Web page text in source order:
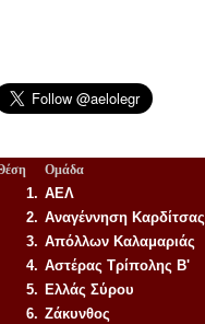
Ομάδα
1. ΑΕΛ
2. Αναγέννηση Καρδίτσας
3. Απόλλων Καλαμαριάς
4. Αστέρας Τρίπολης Β'
5. Ελλάς Σύρου
6. Ζάκυνθος